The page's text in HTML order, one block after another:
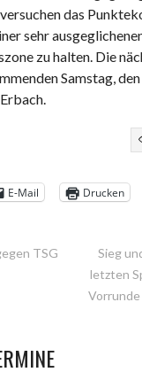
das
sehr
zu halten. Die
Samstag,
E-Mail
Drucken
TSG
Sieg
letzten
Vorrunde